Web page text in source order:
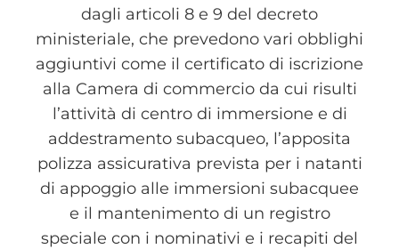
dagli articoli 8 e 9 del decreto
ministeriale, che prevedono vari obblighi
aggiuntivi come il certificato di iscrizione
alla Camera di commercio da cui risulti
l’attività di centro di immersione e di
addestramento subacqueo, l’apposita
polizza assicurativa prevista per i natanti
di appoggio alle immersioni subacquee
e il mantenimento di un registro
speciale con i nominativi e i recapiti del